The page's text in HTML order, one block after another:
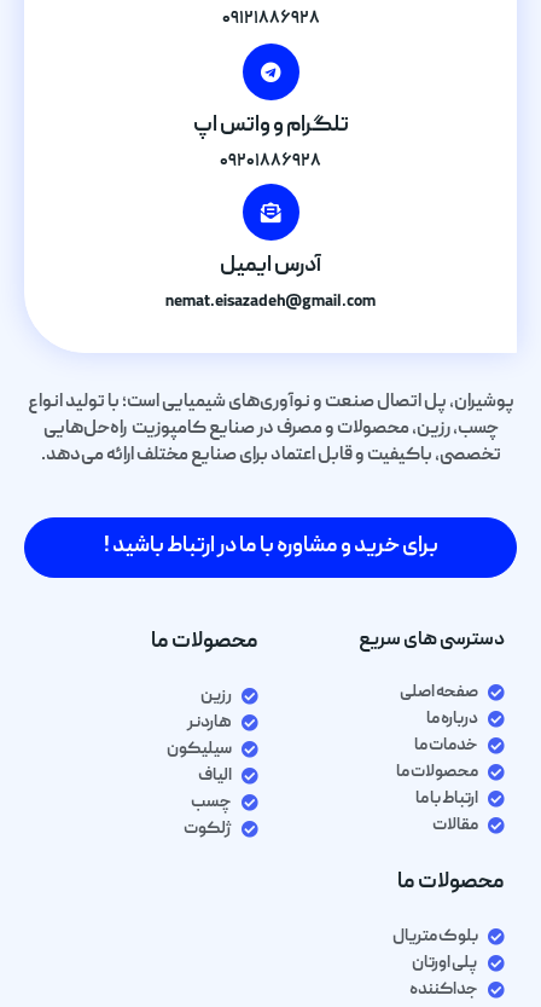
۰۹۱۲۱۸۸۶۹۲۸
تلگرام و واتس اپ
۰۹۲۰۱۸۸۶۹۲۸
آدرس ایمیل
nemat.eisazadeh@gmail.com
پوشیران، پل اتصال صنعت و نوآوری‌های شیمیایی است؛ با تولید انواع
چسب، رزین، محصولات و مصرف در صنایع کامپوزیت راه‌حل‌هایی
تخصصی، باکیفیت و قابل اعتماد برای صنایع مختلف ارائه می‌دهد.
برای خرید و مشاوره با ما در ارتباط باشید !
دسترسی های سریع
صفحه اصلی
درباره ما
خدمات ما
محصولات ما
ارتباط با ما
مقالات
محصولات ما
رزین
هاردنر
سیلیکون
الیاف
چسب
ژلکوت
محصولات ما
بلوک متریال
پلی اورتان
جداکننده